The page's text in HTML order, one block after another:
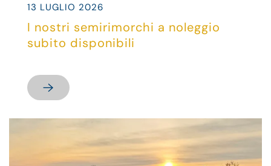
13 LUGLIO 2026
I nostri semirimorchi a noleggio
subito disponibili